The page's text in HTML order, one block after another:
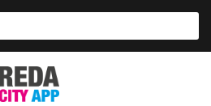
Breda
City